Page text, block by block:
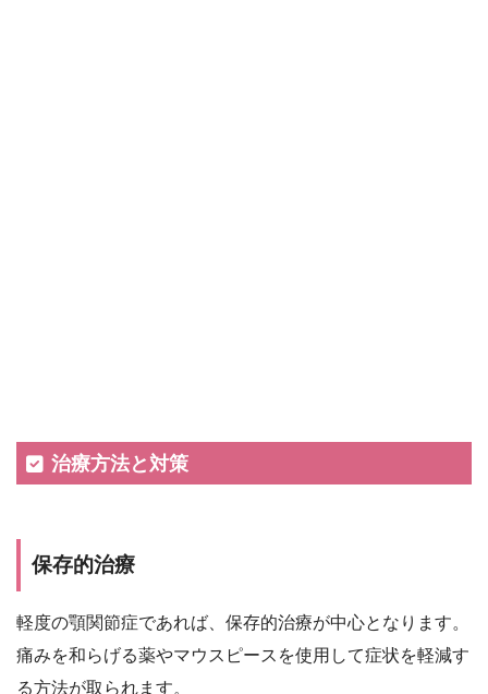
治療方法と対策
保存的治療
軽度の顎関節症であれば、保存的治療が中心となります。
痛みを和らげる薬やマウスピースを使用して症状を軽減す
る方法が取られます。